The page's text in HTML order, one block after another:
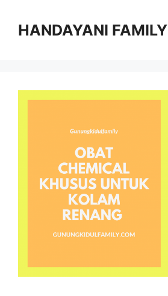
HANDAYANI FAMILY